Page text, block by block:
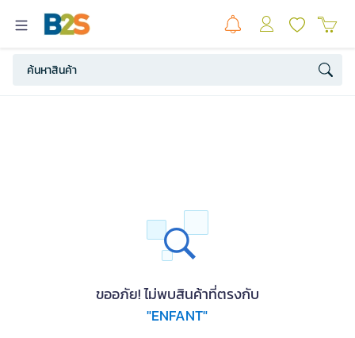
ขออภัย! ไม่พบสินค้าที่ตรงกับ
"ENFANT"